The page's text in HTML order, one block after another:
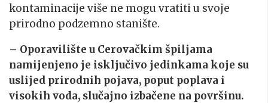
kontaminacije više ne mogu vratiti u svoje
prirodno podzemno stanište.
– Oporavilište u Cerovačkim špiljama
namijenjeno je isključivo jedinkama koje su
uslijed prirodnih pojava, poput poplava i
visokih voda, slučajno izbačene na površinu.